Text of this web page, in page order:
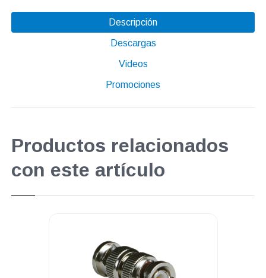
Descripción
Descargas
Videos
Promociones
Productos relacionados
con este artículo